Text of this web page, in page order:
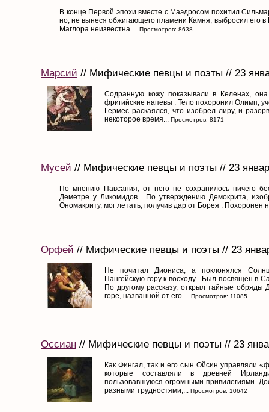
В конце Первой эпохи вместе с Маэдросом похитил
но, не вынеся обжигающего пламени Камня, выбросил его
Маглора неизвестна.... Просмотров: 8638
Марсий // Мифические певцы и поэты // 23
Содранную кожу показывали в Келенах, она
фригийские напевы . Тело похоронил Олимп,
Гермес раскаялся, что изобрел лиру, и
некоторое время... Просмотров: 8171
Мусей // Мифические певцы и поэты // 23
По мнению Павсания, от него не сохранилось ничего
Деметре у Ликомидов . По утверждению Демокрита,
Ономакриту, мог летать, получив дар от Борея . Похоронен
Орфей // Мифические певцы и поэты // 23
Не почитал Диониса, а поклонялся
Пангейскую гору к восходу . Был посвящён в
По другому рассказу, открыл тайные обряды
горе, названной от его ... Просмотров: 11085
Оссиан // Мифические певцы и поэты // 23
Как Фингал, так и его сын Ойсин управляли
которые составляли в древней
пользовавшуюся огромными привилегиями.
разными трудностями;... Просмотров: 10642